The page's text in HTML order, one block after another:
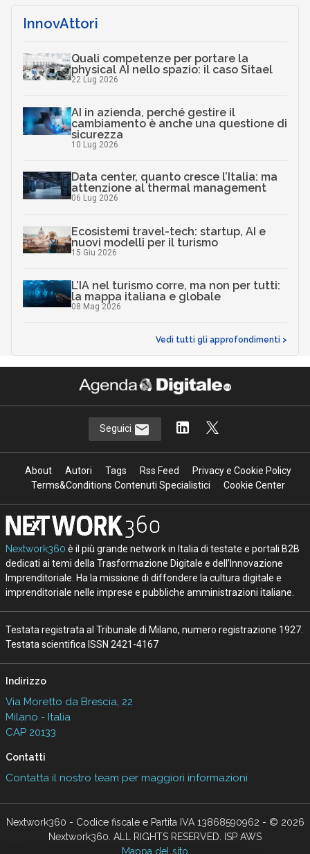
InnovAttori
Quali competenze per portare la
physical AI nello spazio: il caso Sitael
22 Lug 2026
AI in azienda, perché gestire il
cambiamento è anche una questione di
sicurezza
10 Lug 2026
Data center, quanto cresce l’Italia: ma
attenzione al thermal management
06 Lug 2026
Ecosistemi travel-tech: startup, AI e
nuovi modelli per il turismo
15 Giu 2026
L’IA nel turismo corre, ma non per tutti:
la mappa italiana e globale
08 Mag 2026
Vedi tutti gli approfondimenti >
Seguici
About Autori Tags Rss Feed
Privacy e Cookie Policy
Terms&Conditions Contenuti Specialistici
Cookie Center
Nextwork360 è il più grande network in Italia di testate e portali B2B
dedicati ai temi della Trasformazione Digitale e dell’Innovazione
Imprenditoriale. Ha la missione di diffondere la cultura digitale e
imprenditoriale nelle imprese e pubbliche amministrazioni italiane.
Testata registrata al Tribunale di Milano, numero registrazione 1927.
Testata scientifica ISSN 2421-4167
Indirizzo
Via Moretto da Brescia, 22
Milano - Italia
CAP 20133
Contatti
Contatta il nostro team per maggiori informazioni
Nextwork360 - Codice fiscale e Partita IVA 13868590962 - © 2026
Nextwork360. ALL RIGHTS RESERVED. ISP AWS
Mappa del sito